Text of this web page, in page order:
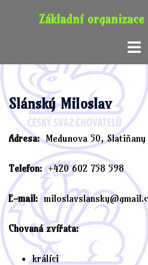
Základní organizace
Slánský Miloslav
Adresa:Medunova 50,
Telefon:+420 602 758 598
E-mail:
Chovaná zvířata:
králíci